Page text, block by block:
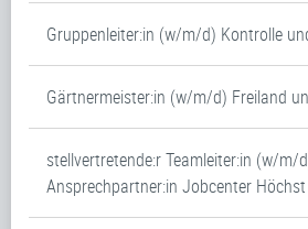
Gruppenleiter:in (w/m/d) Kontrolle
Gärtnermeister:in (w/m/d) Freiland
stellvertretende:r Teamleiter:in (w/m/
Ansprechpartner:in Jobcenter Höchst